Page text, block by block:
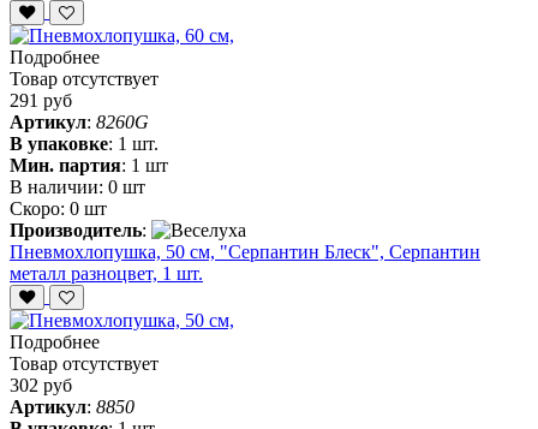
Подробнее
Товар отсутствует
291 руб
Артикул: 8260G
В упаковке: 1 шт.
Мин. партия: 1 шт
В наличии: 0 шт
Скоро: 0 шт
Производитель:
Пневмохлопушка, 50 см, "Серпантин Блеск", Серпантин
металл разноцвет, 1 шт.
Подробнее
Товар отсутствует
302 руб
Артикул: 8850